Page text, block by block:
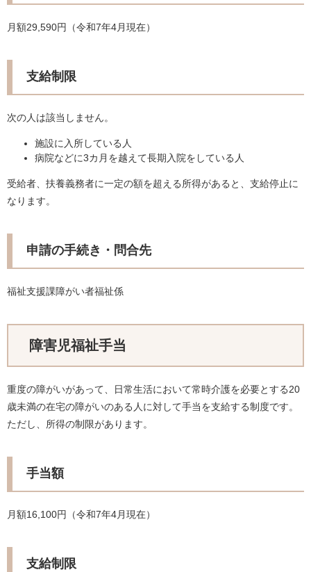
月額29,590円（令和7年4月現在）
支給制限
次の人は該当しません。
施設に入所している人
病院などに3カ月を越えて長期入院をしている人
受給者、扶養義務者に一定の額を超える所得があると、支給停止に
なります。
申請の手続き・問合先
福祉支援課障がい者福祉係
障害児福祉手当
重度の障がいがあって、日常生活において常時介護を必要とする20
歳未満の在宅の障がいのある人に対して手当を支給する制度です。
ただし、所得の制限があります。
手当額
月額16,100円（令和7年4月現在）
支給制限